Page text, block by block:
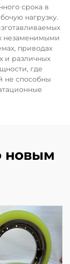
срока в
нагрузку.
незаменимыми
приводах
и различных
где
не способны
новым